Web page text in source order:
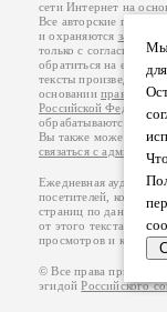
Мы
сети Интернет на
Все авторские права
и охраняются законом
только с согласия его
обратиться на его
тексты произведений
основанииправил
Российской Федерации
обрабатываются на
Вы также можете
связаться с
Ежедневная
посетителей, которые
страниц по данным
от этого текста. В
просмотров и
© Все права
эгидойРоссийского